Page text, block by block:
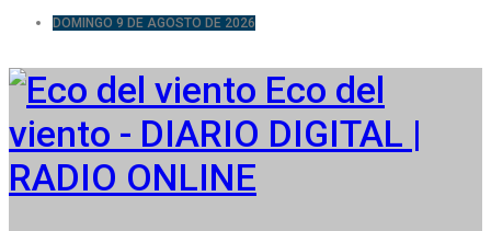
DOMINGO 9 DE AGOSTO DE 2026
Eco del
viento - DIARIO DIGITAL |
RADIO ONLINE